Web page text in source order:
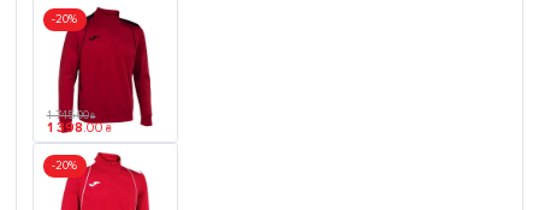
-20%
1 745.00 ₴
1 398.00 ₴
-20%